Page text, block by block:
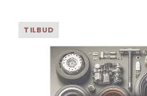
TILBUD